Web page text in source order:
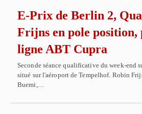
E-Prix de Berlin 2,
Frijns en pole position,
ligne ABT Cupra
Seconde séance qualificative du week-end
situé sur l'aéroport de Tempelhof. Robin
Buemi,…